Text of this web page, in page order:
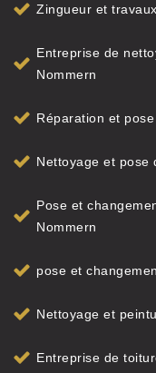
Zingueur et
Entreprise de
Nommern
Réparation et
Nettoyage et pose
Pose et
Nommern
pose et
Nettoyage et
Entreprise de